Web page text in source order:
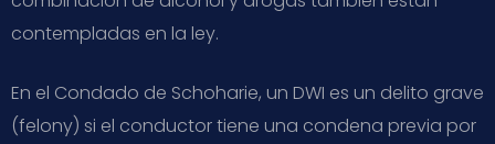
contempladas en la ley.
En el Condado de Schoharie, un DWI es un delito grave
(felony) si el conductor tiene una condena previa por